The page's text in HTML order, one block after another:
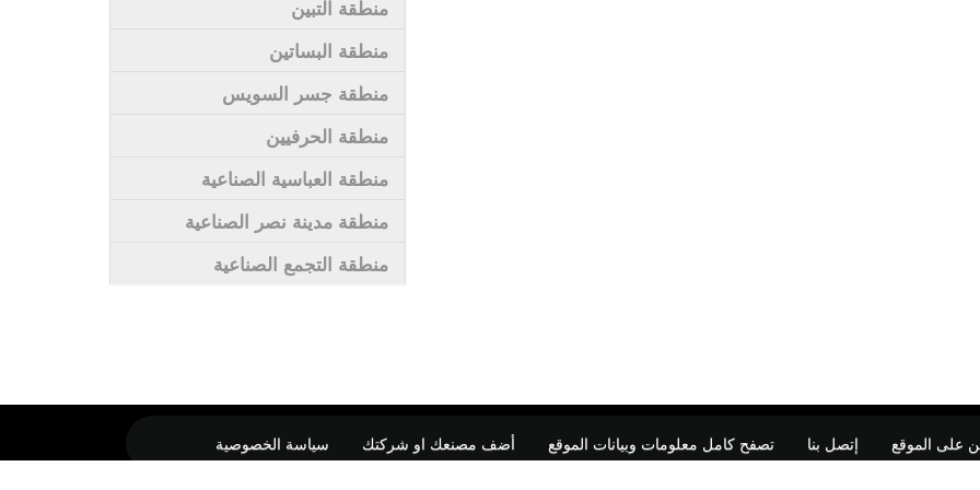
منطقة التبين
منطقة البساتين
منطقة جسر السويس
منطقة الحرفيين
منطقة العباسية الصناعية
منطقة مدينة نصر الصناعية
منطقة التجمع الصناعية
على الموقع إتصل بنا تصفح كامل معلومات وبيانات الموقع أضف مصنعك او شركتك سياسة الخصوصية